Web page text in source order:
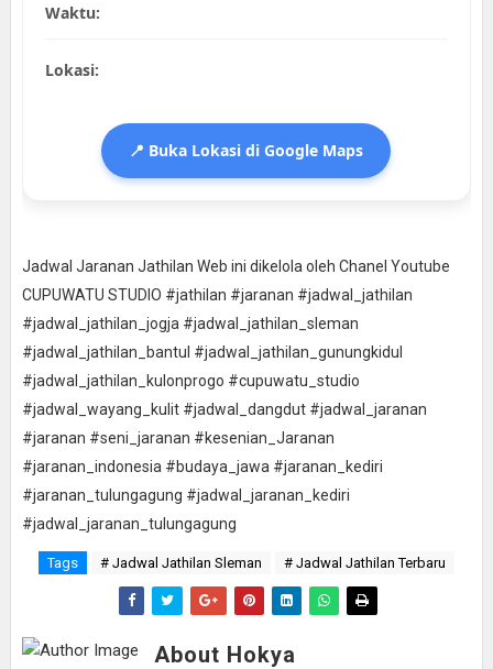
Waktu:
Lokasi:
📍 Buka Lokasi di Google Maps
Jadwal Jaranan Jathilan Web ini dikelola oleh Chanel Youtube
CUPUWATU STUDIO #jathilan #jaranan #jadwal_jathilan
#jadwal_jathilan_jogja #jadwal_jathilan_sleman
#jadwal_jathilan_bantul #jadwal_jathilan_gunungkidul
#jadwal_jathilan_kulonprogo #cupuwatu_studio
#jadwal_wayang_kulit #jadwal_dangdut #jadwal_jaranan
#jaranan #seni_jaranan #kesenian_Jaranan
#jaranan_indonesia #budaya_jawa #jaranan_kediri
#jaranan_tulungagung #jadwal_jaranan_kediri
#jadwal_jaranan_tulungagung
Tags # Jadwal Jathilan Sleman # Jadwal Jathilan Terbaru
About Hokya